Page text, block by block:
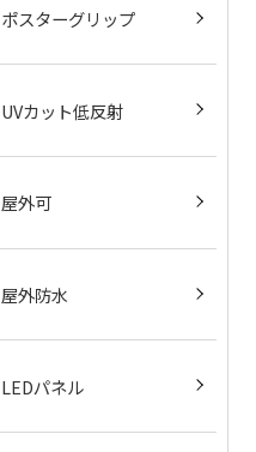
ポスターグリップ
UVカット低反射
屋外可
屋外防水
LEDパネル